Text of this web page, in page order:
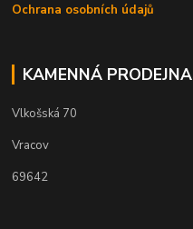
Ochrana osobních údajů
KAMENNÁ PRODEJNA
Vlkošská 70
Vracov
69642